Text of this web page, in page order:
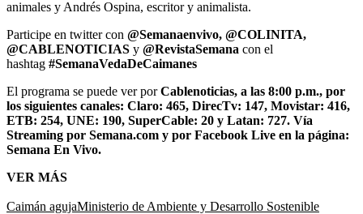
animales y Andrés Ospina, escritor y animalista.
Participe en twitter con @Semanaenvivo, @COLINITA,
@CABLENOTICIAS y @RevistaSemana con el
hashtag #SemanaVedaDeCaimanes
El programa se puede ver porCablenoticias, a las 8:00 p.m., por
los siguientes canales: Claro: 465, DirecTv: 147, Movistar: 416,
ETB: 254, UNE: 190, SuperCable: 20 y Latan: 727. Vía
Streaming por Semana.com y por Facebook Live en la página:
Semana En Vivo.
VER MÁS
Caimán agujaMinisterio de Ambiente y Desarrollo Sostenible